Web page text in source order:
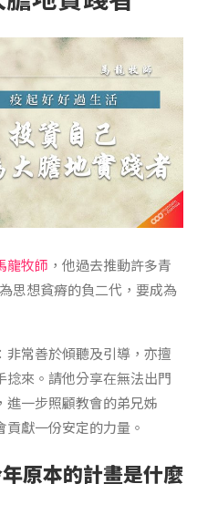
龍牧師 ，他過去推動許多青
思想貧瘠的負二代，要成為
非常善於傾聽及引導，亦擅
捻來。請他分享在無法出門
進一步照顧教會的弟兄姊
獻一份安定的力量。
原本的計畫是什麼